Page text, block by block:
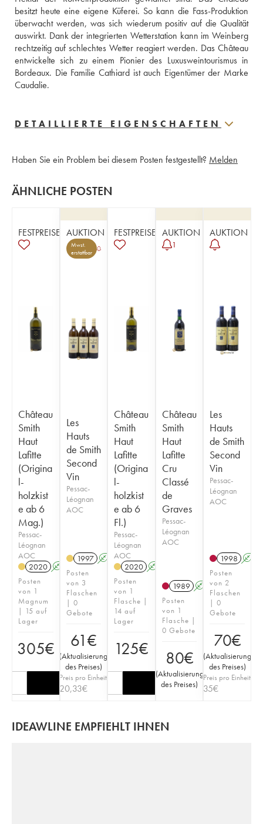
besitzt heute eine eigene Küferei. So kann die Fass-Produktion
überwacht werden, was sich wiederum positiv auf die Qualität
auswirkt. Dank der integrierten Wetterstation kann im Weinberg
rechtzeitig auf schlechtes Wetter reagiert werden. Das Château
entwickelte sich zu einem Pionier des Luxusweintourismus in
Bordeaux. Die Familie Cathiard ist auch Eigentümer der Marke
Caudalie.
DETAILLIERTE EIGENSCHAFTEN
Haben Sie ein Problem bei diesem Posten festgestellt? Melden
ÄHNLICHE POSTEN
FESTPREISE
Château
Smith
Haut
Lafitte
(Origina
l-
holzkist
e ab 6
Mag.)
Pessac-
Léognan
AOC
2020 A
Posten
von 1
Magnum
| 15 auf
Lager
305€
AUKTION
Mwst.
erstattbar
Les
Hauts
de Smith
Second
Vin
Pessac-
Léognan
AOC
1997 A
Posten
von 3
Flaschen
| 0
Gebote
61€
(Aktualisierung
des Preises)
Preis pro Einheit
20,33€
FESTPREISE
Château
Smith
Haut
Lafitte
(Origina
l-
holzkist
e ab 6
Fl.)
Pessac-
Léognan
AOC
2020 A
Posten
von 1
Flasche |
14 auf
Lager
125€
AUKTION
1
Château
Smith
Haut
Lafitte
Cru
Classé
de
Graves
Pessac-
Léognan
AOC
1989 A
Posten
von 1
Flasche |
0 Gebote
80€
(Aktualisierung
des Preises)
AUKTION
Les
Hauts
de Smith
Second
Vin
Pessac-
Léognan
AOC
1998 A
Posten
von 2
Flaschen
| 0
Gebote
70€
(Aktualisierung
des Preises)
Preis pro Einheit
35€
IDEAWLINE EMPFIEHLT IHNEN